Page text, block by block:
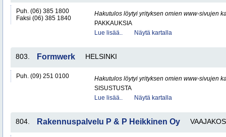
Puh. (06) 385 1800
Faksi (06) 385 1840
Hakutulos löytyi yrityksen omien www-sivujen
PAKKAUKSIA
Lue lisää..
Näytä kartalla
803. Formwerk HELSINKI
Puh. (09) 251 0100
Hakutulos löytyi yrityksen omien www-sivujen
SISUSTUSTA
Lue lisää..
Näytä kartalla
804. Rakennuspalvelu P & P Heikkinen Oy